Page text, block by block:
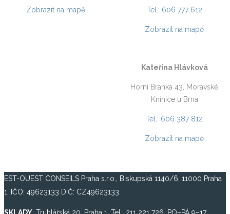
Zobrazit na mapě Tel.: 606 777 612
Zobrazit na mapě
Kateřina Hlávková
Horní Branka 43, Moravské
Knínice u Brna
Tel.: 606 387 812
Zobrazit na mapě
EST-OUEST CONSEILS Praha s.r.o., Biskupská 1140/6, 11000 Praha
1, IČO: 49623133 DIČ: CZ49623133